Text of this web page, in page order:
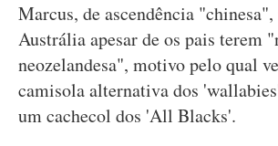
Marcus, de ascendência "chinesa",
Austrália apesar de os pais terem
neozelandesa", motivo pelo qual
camisola alternativa dos
um cachecol dos 'All Blacks'.